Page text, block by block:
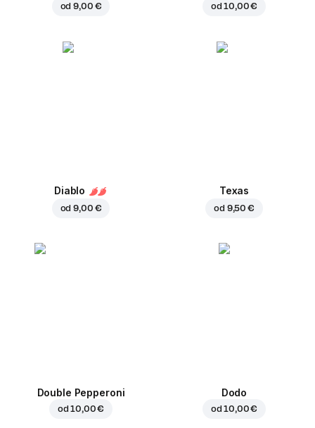
od9,00 € od10,00 €
Diablo
od9,00 €
Texas
od 9,50 €
Double Pepperoni
od10,00 €
Dodo
od10,00 €